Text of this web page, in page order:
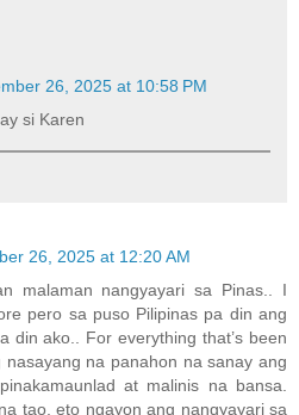
26, 2025 at 10:58 PM
si Karen
26, 2025 at 12:20 AM
malaman nangyayari sa Pinas.. I
pero sa puso Pilipinas pa din ang
din ako.. For everything that’s been
na panahon na sanay ang
at malinis na bansa.
tao, eto ngayon ang nangyayari sa